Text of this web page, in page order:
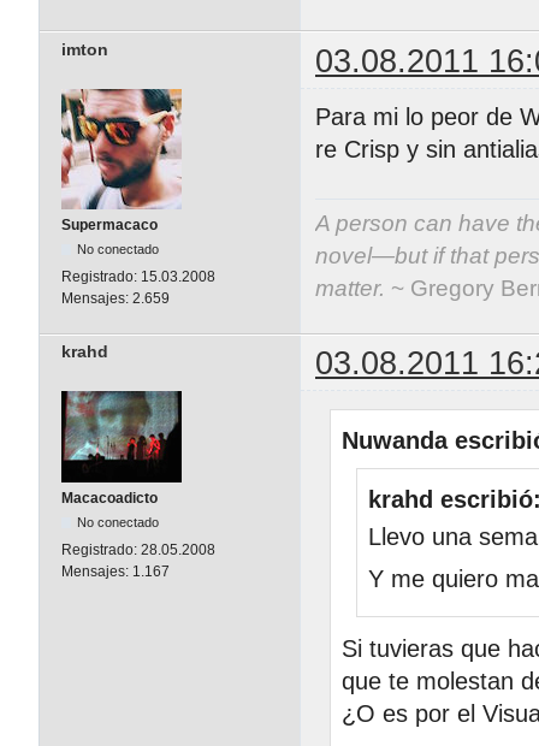
imton 03.08.2011
Supermacaco
No conectado
Registrado: 15.03.2008
Mensajes: 2.659
Para mi lo peor de
re Crisp y sin
A person can have
novel—but if that
matter. ~ Gregory
krahd 03.08.2011
Macacoadicto
No conectado
Registrado: 28.05.2008
Mensajes: 1.167
Nuwanda
krahd
Llevo una
Y me quiero
Si tuvieras que
que te molestan
¿O es por el